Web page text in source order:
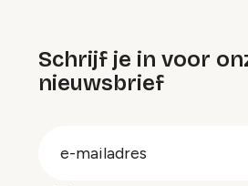
Schrijf je in voor
nieuwsbrief